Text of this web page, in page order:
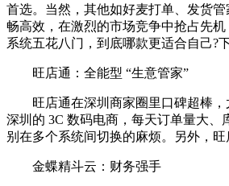
首选。当然，其他如好麦打单、发货
畅高效，在激烈的市场竞争中抢占先
系统五花八门，到底哪款更适合自己?
旺店通：全能型 “生意管家”
旺店通在深圳商家圈里口碑超棒，
深圳的 3C 数码电商，每天订单量大
别在多个系统间切换的麻烦。另外，
金蝶精斗云：财务强手